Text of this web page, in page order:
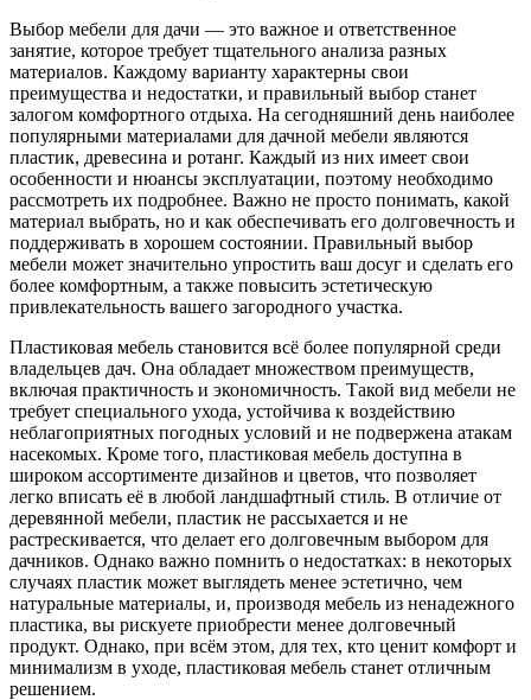
Выбор мебели для дачи — это важное и ответственное
занятие, которое требует тщательного анализа разных
материалов. Каждому варианту характерны свои
преимущества и недостатки, и правильный выбор станет
залогом комфортного отдыха. На сегодняшний день наиболее
популярными материалами для дачной мебели являются
пластик, древесина и ротанг. Каждый из них имеет свои
особенности и нюансы эксплуатации, поэтому необходимо
рассмотреть их подробнее. Важно не просто понимать, какой
материал выбрать, но и как обеспечивать его долговечность и
поддерживать в хорошем состоянии. Правильный выбор
мебели может значительно упростить ваш досуг и сделать его
более комфортным, а также повысить эстетическую
привлекательность вашего загородного участка.
Пластиковая мебель становится всё более популярной среди
владельцев дач. Она обладает множеством преимуществ,
включая практичность и экономичность. Такой вид мебели не
требует специального ухода, устойчива к воздействию
неблагоприятных погодных условий и не подвержена атакам
насекомых. Кроме того, пластиковая мебель доступна в
широком ассортименте дизайнов и цветов, что позволяет
легко вписать её в любой ландшафтный стиль. В отличие от
деревянной мебели, пластик не рассыхается и не
растрескивается, что делает его долговечным выбором для
дачников. Однако важно помнить о недостатках: в некоторых
случаях пластик может выглядеть менее эстетично, чем
натуральные материалы, и, производя мебель из ненадежного
пластика, вы рискуете приобрести менее долговечный
продукт. Однако, при всём этом, для тех, кто ценит комфорт и
минимализм в уходе, пластиковая мебель станет отличным
решением.